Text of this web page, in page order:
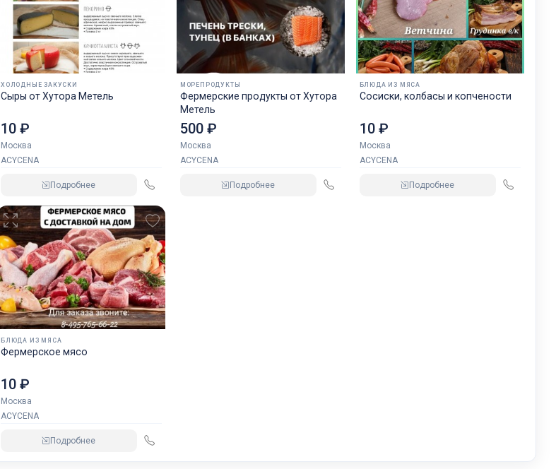
ХОЛОДНЫЕ ЗАКУСКИ
Сыры от Хутора Метель
10 ₽
Москва
ACYCENA
Подробнее
МОРЕПРОДУКТЫ
Фермерские продукты от Хутора
Метель
500 ₽
Москва
ACYCENA
Подробнее
БЛЮДА ИЗ МЯСА
Сосиски, колбасы и копчености
10 ₽
Москва
ACYCENA
Подробнее
БЛЮДА ИЗ МЯСА
Фермерское мясо
10 ₽
Москва
ACYCENA
Подробнее